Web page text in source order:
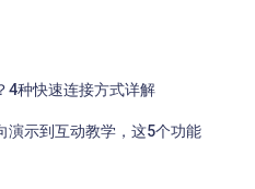
4种快速连接方式详解
演示到互动教学，这5个功能